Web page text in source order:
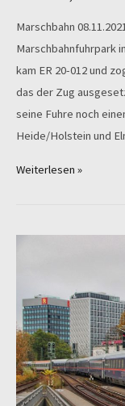
Marschbahn
Marschbahnfuhrpark
kam ER 20-012 und
das der Zug
seine Fuhre noch
Heide/Holstein und
„Foto
ER
Doppelpack
Weiterlesen »